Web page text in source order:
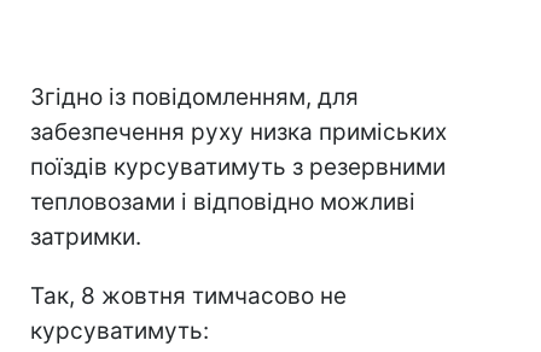
Згідно із повідомленням, для
забезпечення руху низка приміських
поїздів курсуватимуть з резервними
тепловозами і відповідно можливі
затримки.
Так, 8 жовтня тимчасово не
курсуватимуть: